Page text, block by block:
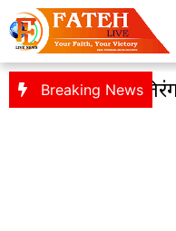
Breaking News
तिरंगा यात्रा